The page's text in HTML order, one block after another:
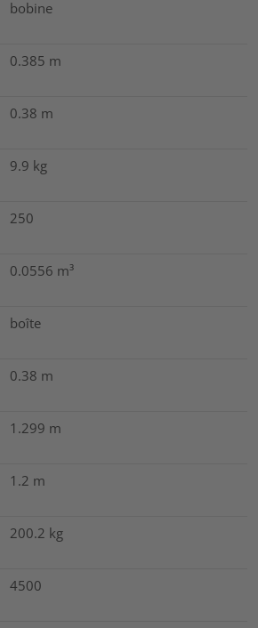
bobine
0.385 m
0.38 m
9.9 kg
250
0.0556 m³
boîte
0.38 m
1.299 m
1.2 m
200.2 kg
4500